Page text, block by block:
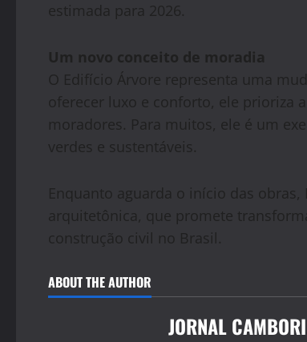
estimada para 2026.
Um novo conceito de moradia
O Edifício Árvore representa uma
oferecer luxo e conforto, ele prioriza
moradores. Para muitos, ele é um
verdes e sustentáveis.
Enquanto aguarda o início das
arquitetônica, que promete
construção civil no Brasil.
ABOUT THE AUTHOR
JORNAL